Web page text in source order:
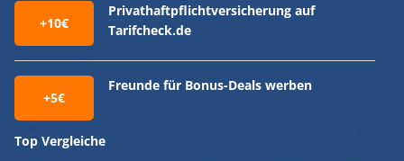
+10€
Privathaftpflichtversicherung auf
Tarifcheck.de
+5€
Freunde für Bonus-Deals werben
Top Vergleiche